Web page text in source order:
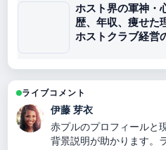
ホスト界の軍神・
歴、年収、痩せた
ホストクラブ経営
ライブコメント
伊藤 芽衣
赤プルのプロフィールと
背景説明が助かります。